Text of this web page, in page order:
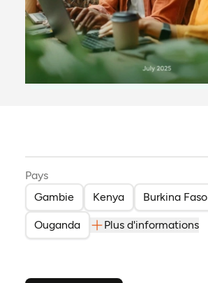
Pays
Gambie
Kenya Burkina Faso
Ouganda Plus d'informations